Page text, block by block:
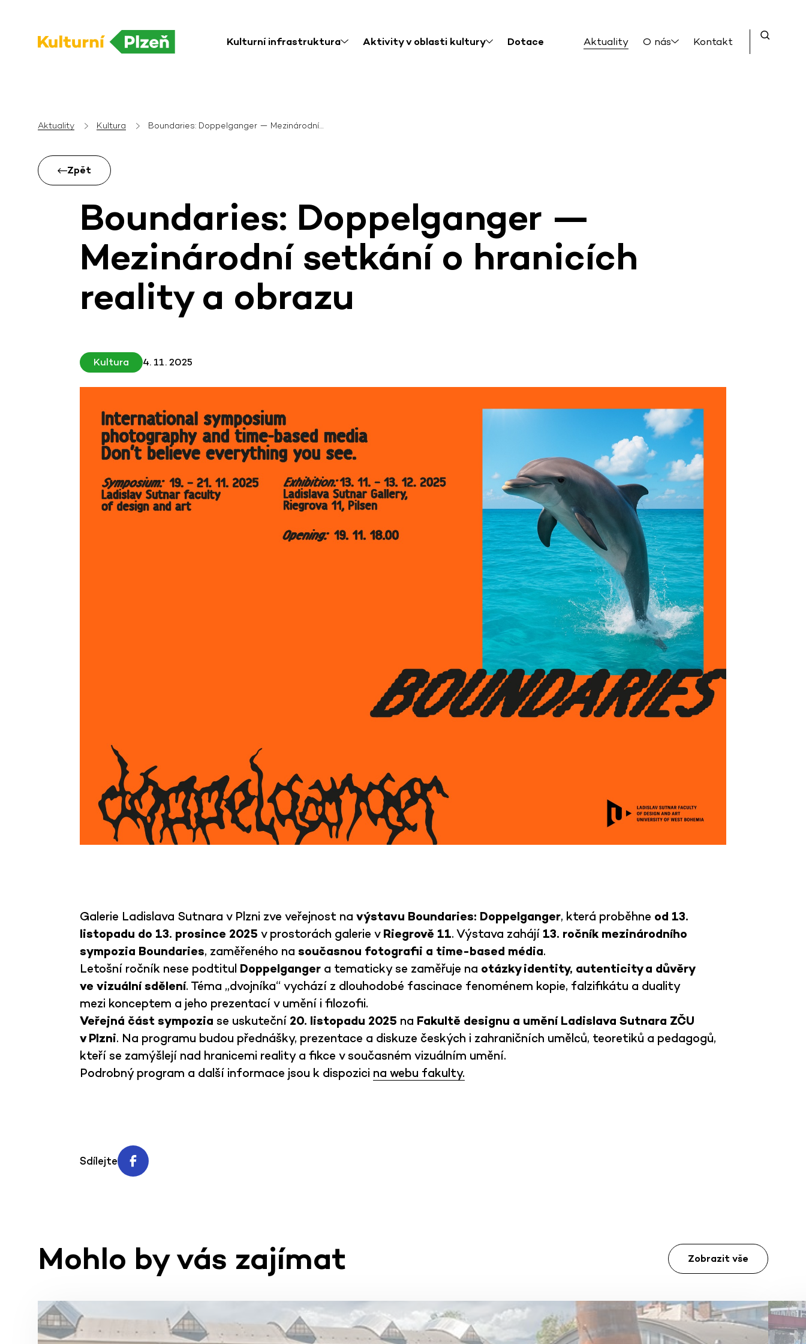
Kulturní infrastruktura Aktivity v oblasti kultury Dotace Aktuality O nás Kontakt
Aktuality Kultura Boundaries: Doppelganger — Mezinárodní…
Zpět
Boundaries: Doppelganger —
Mezinárodní setkání o hranicích
reality a obrazu
Kultura 4. 11. 2025
Galerie Ladislava Sutnara v Plzni zve veřejnost na výstavu Boundaries: Doppelganger, která proběhne od 13.
listopadu do 13. prosince 2025 v prostorách galerie v Riegrově 11. Výstava zahájí 13. ročník mezinárodního
sympozia Boundaries, zaměřeného na současnou fotografii a time-based média.
Letošní ročník nese podtitul Doppelgangera tematicky se zaměřuje na otázky identity, autenticity a důvěry
ve vizuální sdělení. Téma „dvojníka“ vychází z dlouhodobé fascinace fenoménem kopie, falzifikátu a duality
mezi konceptem a jeho prezentací v umění i filozofii.
Veřejná část sympozia se uskuteční 20. listopadu 2025 na Fakultě designu a umění Ladislava Sutnara ZČU
v Plzni. Na programu budou přednášky, prezentace a diskuze českých i zahraničních umělců, teoretiků a pedagogů,
kteří se zamýšlejí nad hranicemi reality a fikce v současném vizuálním umění.
Podrobný program a další informace jsou k dispozici na webu fakulty.
Sdílejte
Mohlo by vás zajímat Zobrazit vše